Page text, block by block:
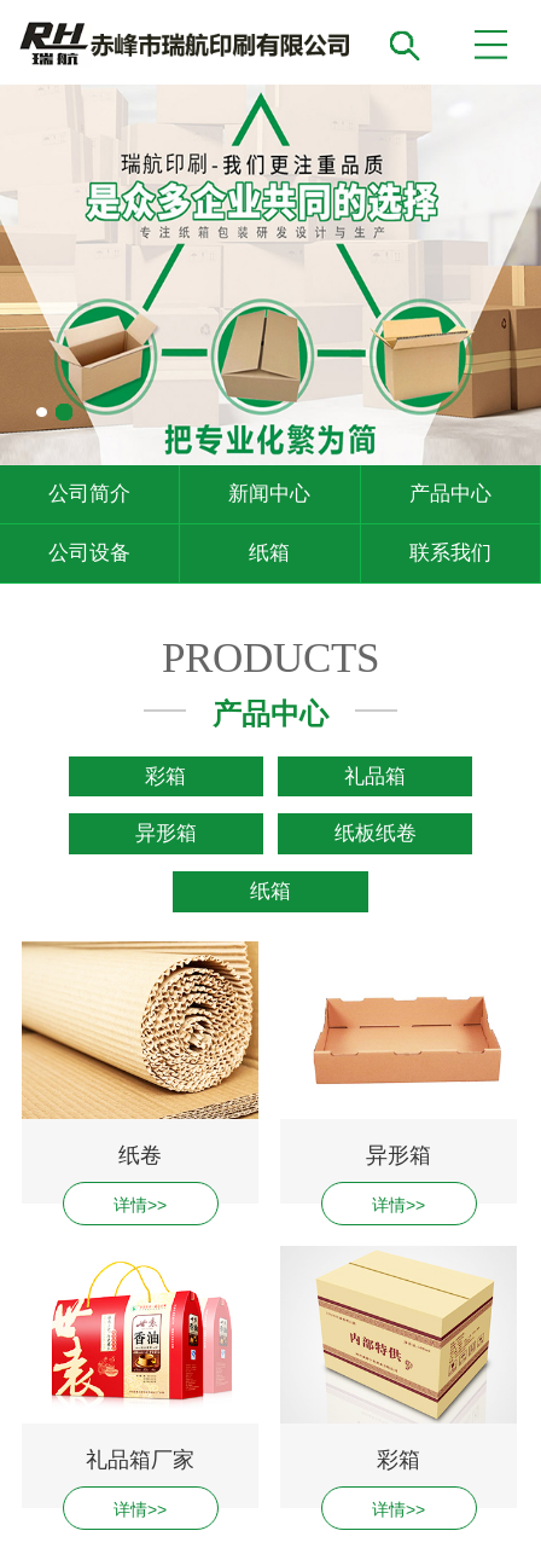
公司简介 新闻中心 产品中心
公司设备 纸箱 联系我们
PRODUCTS
产品中心
彩箱 礼品箱
异形箱 纸板纸卷
纸箱
纸卷
详情>>
异形箱
详情>>
礼品箱厂家
详情>>
彩箱
详情>>